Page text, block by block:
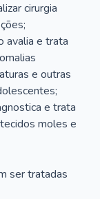
cirurgia
avalia e trata
e outras
e trata
moles e
ser tratadas